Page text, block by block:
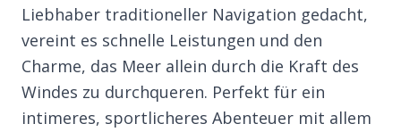
Liebhaber traditioneller Navigation gedacht,
vereint es schnelle Leistungen und den
Charme, das Meer allein durch die Kraft des
Windes zu durchqueren. Perfekt für ein
intimeres, sportlicheres Abenteuer mit allem